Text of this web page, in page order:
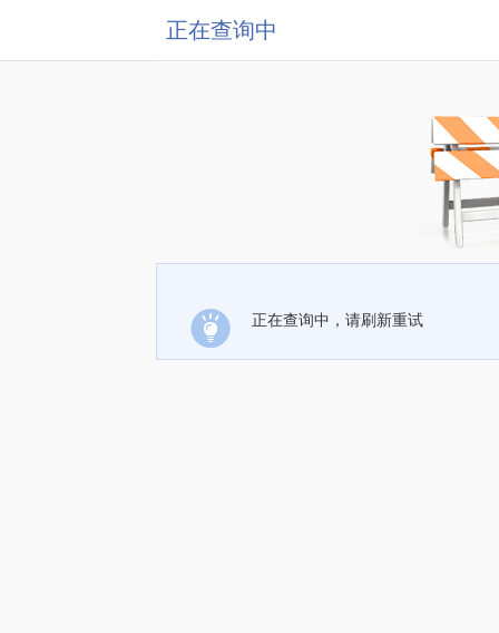
正在查询中
正在查询中，请刷新重试